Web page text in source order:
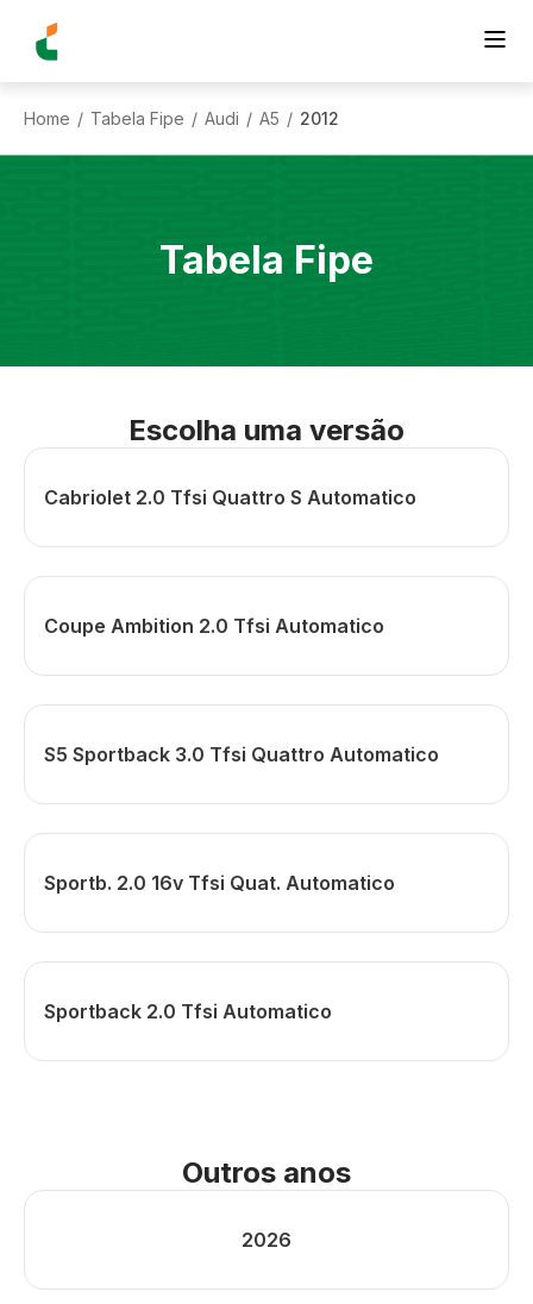
Home / Tabela Fipe / Audi / A5 / 2012
Tabela Fipe
Escolha uma versão
Cabriolet 2.0 Tfsi Quattro S Automatico
Coupe Ambition 2.0 Tfsi Automatico
S5 Sportback 3.0 Tfsi Quattro Automatico
Sportb. 2.0 16v Tfsi Quat. Automatico
Sportback 2.0 Tfsi Automatico
Outros anos
2026